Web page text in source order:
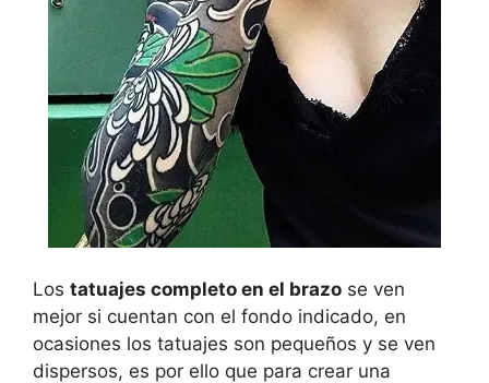
Los tatuajes completo en el brazo se ven
mejor si cuentan con el fondo indicado, en
ocasiones los tatuajes son pequeños y se ven
dispersos, es por ello que para crear una